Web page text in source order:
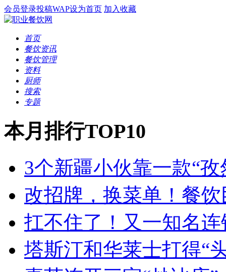
会员登录投稿WAP设为首页 加入收藏
首页
餐饮资讯
餐饮管理
资料
厨师
搜索
专题
本月排行TOP10
3个新疆小伙靠一款“
改招牌，换菜单！餐
扛不住了！又一知名
塔斯汀和华莱士打得“